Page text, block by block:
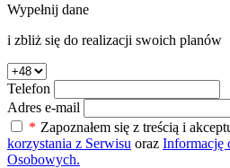
Wypełnij dane
i zbliż się do realizacji swoich planów
Telefon
Adres e-mail
* Zapoznałem się z treścią i
korzystania z Serwisu oraz Informację
Osobowych.